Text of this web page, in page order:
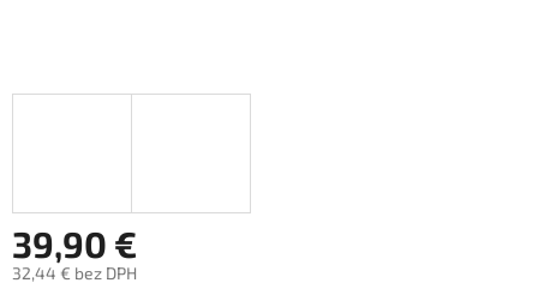
39,90 €
32,44 € bez DPH